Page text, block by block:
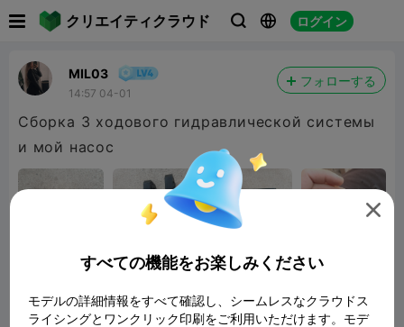
クリエイティクラウド   ログイン
MIL03
14:57 04-01
フォローする
Сборка 3 ходового гидравлической системы
и мой насос

すべての機能をお楽しみください
モデルの詳細情報をすべて確認し、シームレスなクラウドス
ライシングとワンクリック印刷をご利用いただけます。モデ